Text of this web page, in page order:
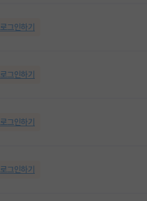
로그인하기
로그인하기
로그인하기
로그인하기